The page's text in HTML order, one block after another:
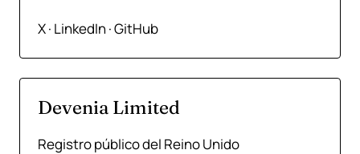
X· LinkedIn ·GitHub
Devenia Limited
Registro público del Reino Unido